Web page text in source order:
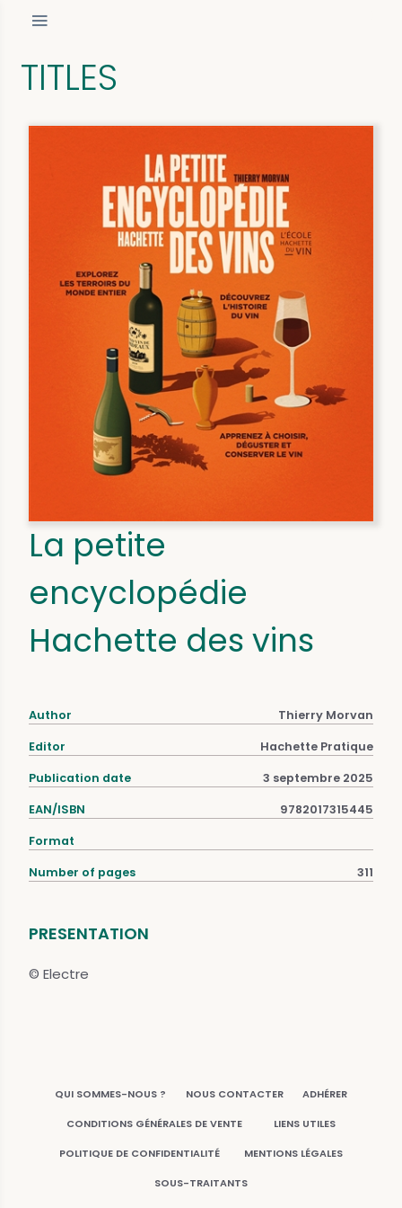
TITLES
La petite
encyclopédie
Hachette des vins
Author Thierry Morvan
Editor Hachette Pratique
Publication date 3 septembre 2025
EAN/ISBN 9782017315445
Format
Number of pages 311
PRESENTATION
© Electre
QUI SOMMES-NOUS ? NOUS CONTACTER ADHÉRER
CONDITIONS GÉNÉRALES DE VENTE LIENS UTILES
POLITIQUE DE CONFIDENTIALITÉ MENTIONS LÉGALES
SOUS-TRAITANTS